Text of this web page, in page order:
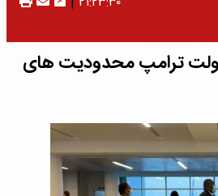
دولت ترامپ محدودیت های